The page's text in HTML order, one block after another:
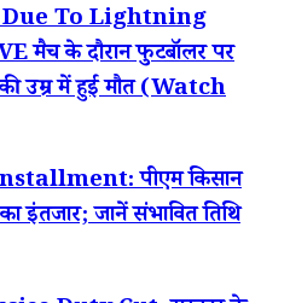
To Lightning
मैच के दौरान फुटबॉलर पर
उम्र में हुई मौत (Watch
पीएम किसान
इंतजार; जानें संभावित तिथि